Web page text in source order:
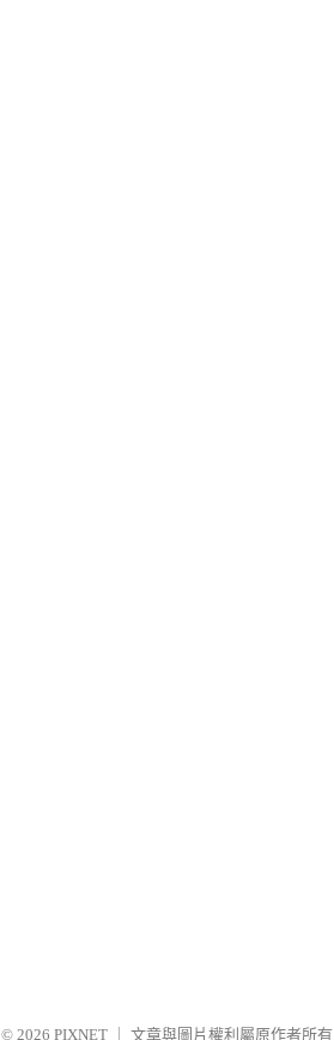
© 2026 PIXNET 文章與圖片權利屬原作者所有